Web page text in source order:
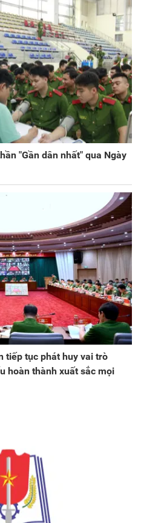
"Gần dân nhất" qua Ngày
tiếp tục phát huy vai trò
hoàn thành xuất sắc mọi